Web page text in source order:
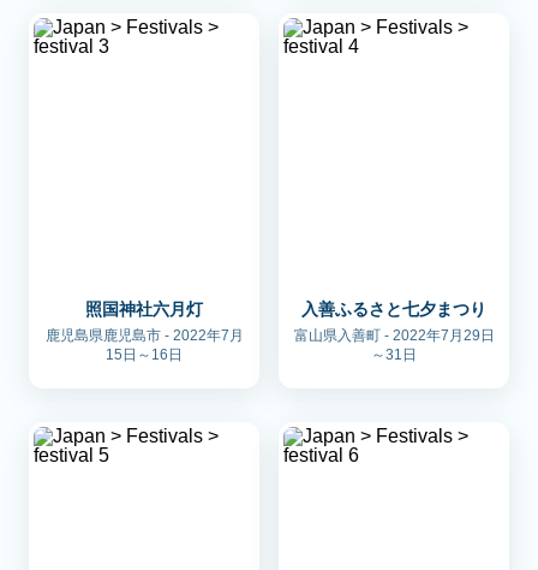
照国神社六月灯
鹿児島県鹿児島市 - 2022年7月
15日～16日
入善ふるさと七夕まつり
富山県入善町 - 2022年7月29日
～31日